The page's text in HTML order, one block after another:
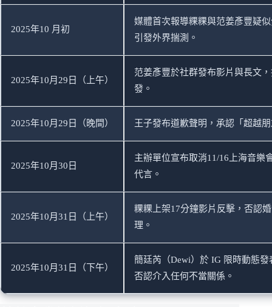
2025年10 月初
媒體首次報導粿粿與范姜彥豐疑
引發外界揣測。
2025年10月29日（上午）
范姜彥豐於社群發布影片與長文
發。
2025年10月29日（晚間） 王子發布道歉聲明，承認「超越
2025年10月30日
主辦單位宣布取消11/16上海音樂
代言。
2025年10月31日（上午）
粿粿上架17分鐘影片反擊，否認
理。
2025年10月31日（下午）
簡廷芮（Dewi）於 IG 限時動態
否認介入任何不當關係。